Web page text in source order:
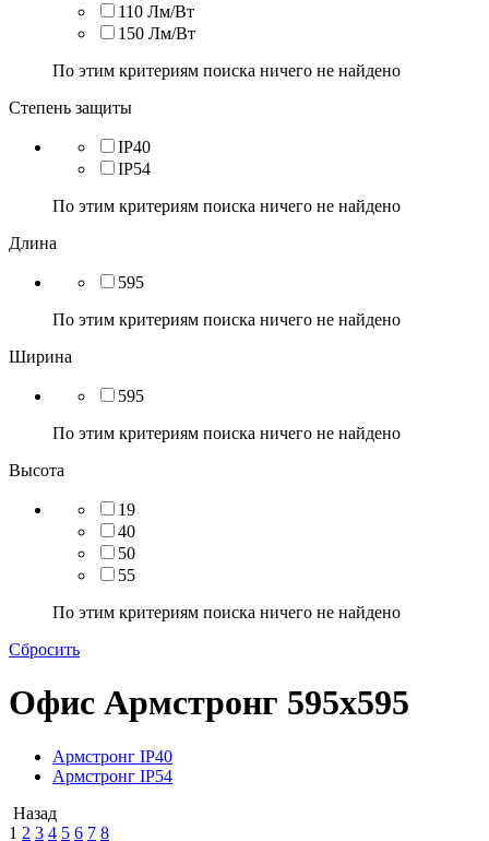
110 Лм/Вт
150 Лм/Вт
По этим критериям поиска ничего не найдено
Степень защиты
IP40
IP54
По этим критериям поиска ничего не найдено
Длина
595
По этим критериям поиска ничего не найдено
Ширина
595
По этим критериям поиска ничего не найдено
Высота
19
40
50
55
По этим критериям поиска ничего не найдено
Сбросить
Офис Армстронг 595x595
Армстронг IP40
Армстронг IP54
Назад
1 2 3 4 5 6 7 8